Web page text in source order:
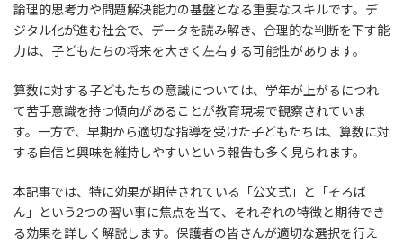
論理的思考力や問題解決能力の基盤となる重要なスキルです。デ
ジタル化が進む社会で、データを読み解き、合理的な判断を下す能
力は、子どもたちの将来を大きく左右する可能性があります。
算数に対する子どもたちの意識については、学年が上がるにつれ
て苦手意識を持つ傾向があることが教育現場で観察されていま
す。一方で、早期から適切な指導を受けた子どもたちは、算数に対
する自信と興味を維持しやすいという報告も多く見られます。
本記事では、特に効果が期待されている「公文式」と「そろば
ん」という2つの習い事に焦点を当て、それぞれの特徴と期待でき
る効果を詳しく解説します。保護者の皆さんが適切な選択を行え